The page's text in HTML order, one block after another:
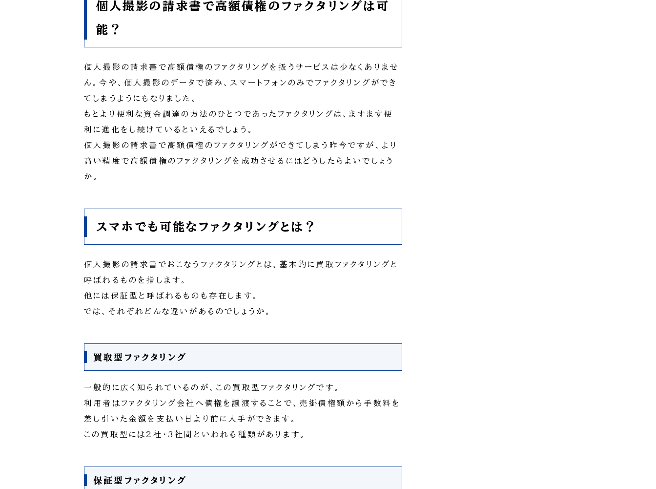
個人撮影の請求書で高額債権のファクタリングは可
能？
個人撮影の請求書で高額債権のファクタリングを扱うサービスは少なくありませ
ん。今や、個人撮影のデータで済み、スマートフォンのみでファクタリングができ
てしまうようにもなりました。
もとより便利な資金調達の方法のひとつであったファクタリングは、ますます便
利に進化をし続けているといえるでしょう。
個人撮影の請求書で高額債権のファクタリングができてしまう昨今ですが、より
高い精度で高額債権のファクタリングを成功させるにはどうしたらよいでしょう
か。
スマホでも可能なファクタリングとは？
個人撮影の請求書でおこなうファクタリングとは、基本的に買取ファクタリングと
呼ばれるものを指します。
他には保証型と呼ばれるものも存在します。
では、それぞれどんな違いがあるのでしょうか。
買取型ファクタリング
一般的に広く知られているのが、この買取型ファクタリングです。
利用者はファクタリング会社へ債権を譲渡することで、売掛債権額から手数料を
差し引いた金額を支払い日より前に入手ができます。
この買取型には2社・3社間といわれる種類があります。
保証型ファクタリング